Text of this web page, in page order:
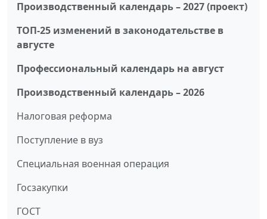
Производственный календарь – 2027 (проект)
ТОП-25 изменений в законодательстве в
августе
Профессиональный календарь на август
Производственный календарь – 2026
Налоговая реформа
Поступление в вуз
Специальная военная операция
Госзакупки
ГОСТ